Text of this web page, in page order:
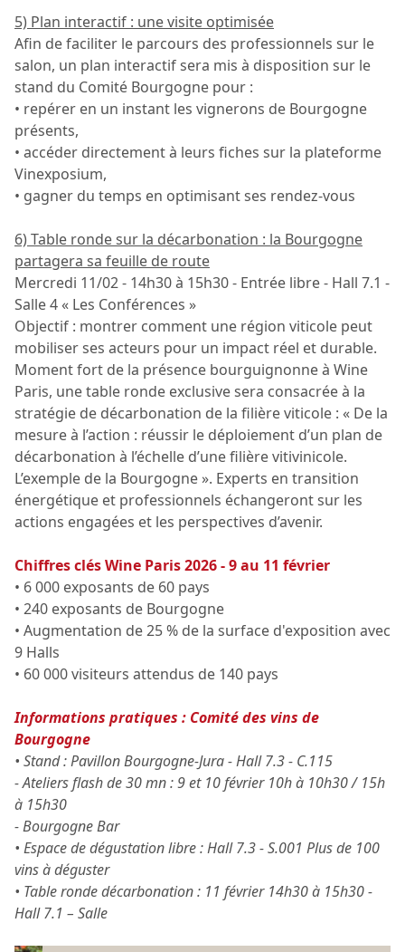
5) Plan interactif : une visite optimisée
Afin de faciliter le parcours des professionnels sur le
salon, un plan interactif sera mis à disposition sur le
stand du Comité Bourgogne pour :
• repérer en un instant les vignerons de Bourgogne
présents,
• accéder directement à leurs fiches sur la plateforme
Vinexposium,
• gagner du temps en optimisant ses rendez-vous
6) Table ronde sur la décarbonation : la Bourgogne
partagera sa feuille de route
Mercredi 11/02 - 14h30 à 15h30 - Entrée libre - Hall 7.1 -
Salle 4 « Les Conférences »
Objectif : montrer comment une région viticole peut
mobiliser ses acteurs pour un impact réel et durable.
Moment fort de la présence bourguignonne à Wine
Paris, une table ronde exclusive sera consacrée à la
stratégie de décarbonation de la filière viticole : « De la
mesure à l’action : réussir le déploiement d’un plan de
décarbonation à l’échelle d’une filière vitivinicole.
L’exemple de la Bourgogne ». Experts en transition
énergétique et professionnels échangeront sur les
actions engagées et les perspectives d’avenir.
Chiffres clés Wine Paris 2026 - 9 au 11 février
• 6 000 exposants de 60 pays
• 240 exposants de Bourgogne
• Augmentation de 25 % de la surface d'exposition avec
9 Halls
• 60 000 visiteurs attendus de 140 pays
Informations pratiques : Comité des vins de
Bourgogne
• Stand : Pavillon Bourgogne-Jura - Hall 7.3 - C.115
- Ateliers flash de 30 mn : 9 et 10 février 10h à 10h30 / 15h
à 15h30
- Bourgogne Bar
• Espace de dégustation libre : Hall 7.3 - S.001 Plus de 100
vins à déguster
• Table ronde décarbonation : 11 février 14h30 à 15h30 -
Hall 7.1 – Salle